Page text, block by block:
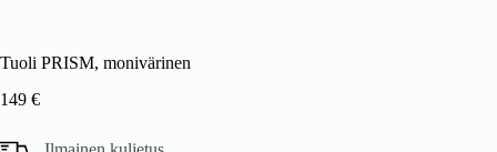
Tuoli PRISM, monivärinen
149 €